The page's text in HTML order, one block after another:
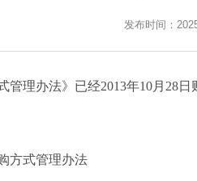
发布时间：
管理办法》已经2013年10月 28日
方式管理办法